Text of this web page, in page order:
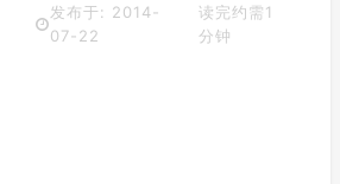
发布于: 2014-
07-22
读完约需1
分钟